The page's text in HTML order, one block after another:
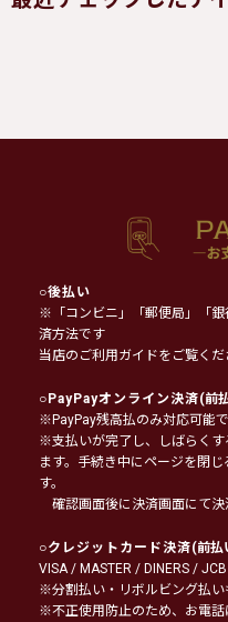
○後払い
※「コンビニ」「郵便局」「
済方法です
当店のご利用ガイドをご覧く
○PayPayオンライン決済(前
※PayPay残高払のみ対応可能で
※支払いが完了し、しばらくす
ます。手続き中にページを閉
す。
確認画面後に決済画面にて決
○クレジットカード決済(前払
VISA / MASTER / DINERS /
※分割払い・リボルビング払い
※不正使用防止のため、お電話